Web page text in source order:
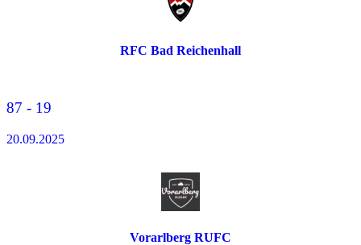
RFC Bad Reichenhall
87 - 19
20.09.2025
Vorarlberg RUFC